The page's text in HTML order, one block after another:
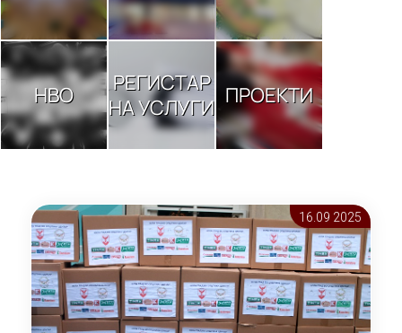
НВО
РЕГИСТАР
НА УСЛУГИ ПРОЕКТИ
16.09 2025